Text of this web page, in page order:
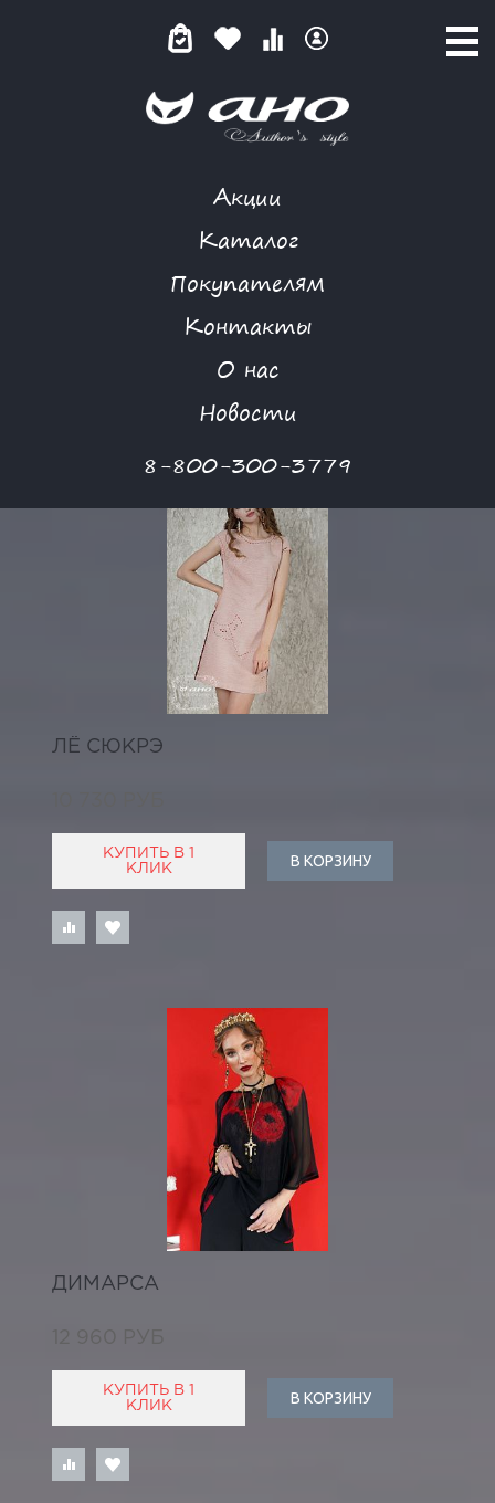
Акции
Каталог
Покупателям
Контакты
О нас
Новости
8-800-300-3779
КАТАЛОГ ТОВАРОВ
ЛЁ СЮКРЭ
КУПИТЬ В 1
КЛИК
В КОРЗИНУ
ДИМАРСА
12 960 РУБ
КУПИТЬ В 1
КЛИК
В КОРЗИНУ